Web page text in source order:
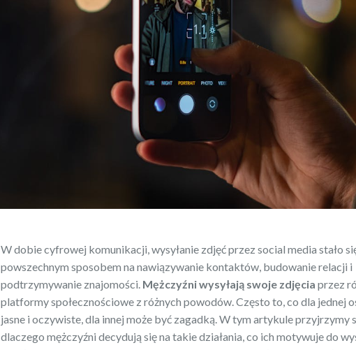
W dobie cyfrowej komunikacji, wysyłanie zdjęć przez social media stało
powszechnym sposobem na nawiązywanie kontaktów, budowanie relacji i
podtrzymywanie znajomości. Mężczyźni wysyłają swoje zdjęcia przez
platformy społecznościowe z różnych powodów. Często to, co dla jednej
jasne i oczywiste, dla innej może być zagadką. W tym artykule przyjrzymy
dlaczego mężczyźni decydują się na takie działania, co ich motywuje do